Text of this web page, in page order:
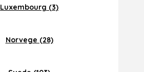
Luxembourg (3)
Norvege (28)